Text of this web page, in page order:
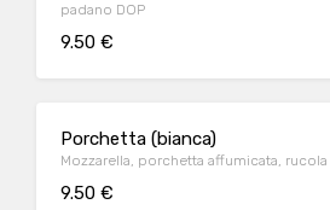
padano DOP
9.50 €
Porchetta (bianca)
Mozzarella, porchetta affumicata, rucola
9.50 €